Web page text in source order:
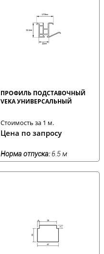
ПРОФИЛЬ ПОДСТАВОЧНЫЙ
VEKA УНИВЕРСАЛЬНЫЙ
Стоимость за 1 м.
Цена по запросу
Норма отпуска: 6.5 м